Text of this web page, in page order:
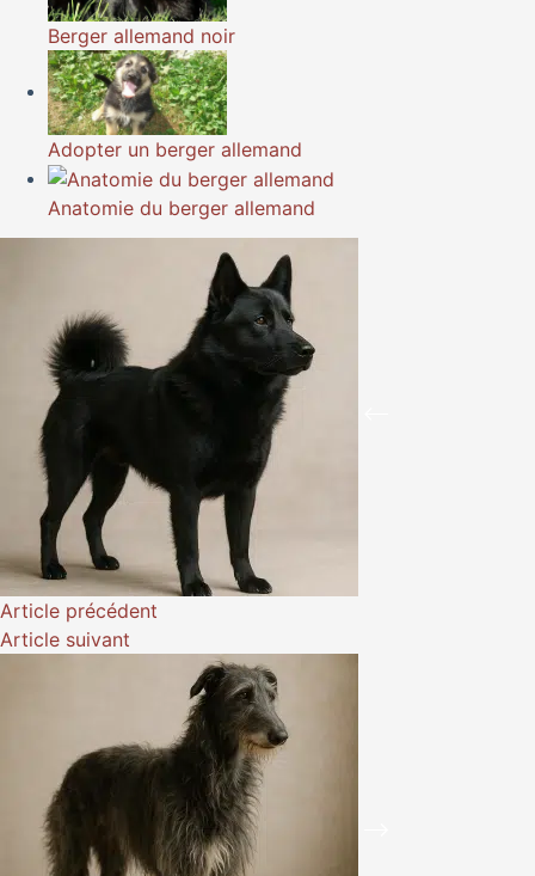
Berger allemand noir
Adopter un berger allemand
Anatomie du berger allemand
Article précédent
Article suivant